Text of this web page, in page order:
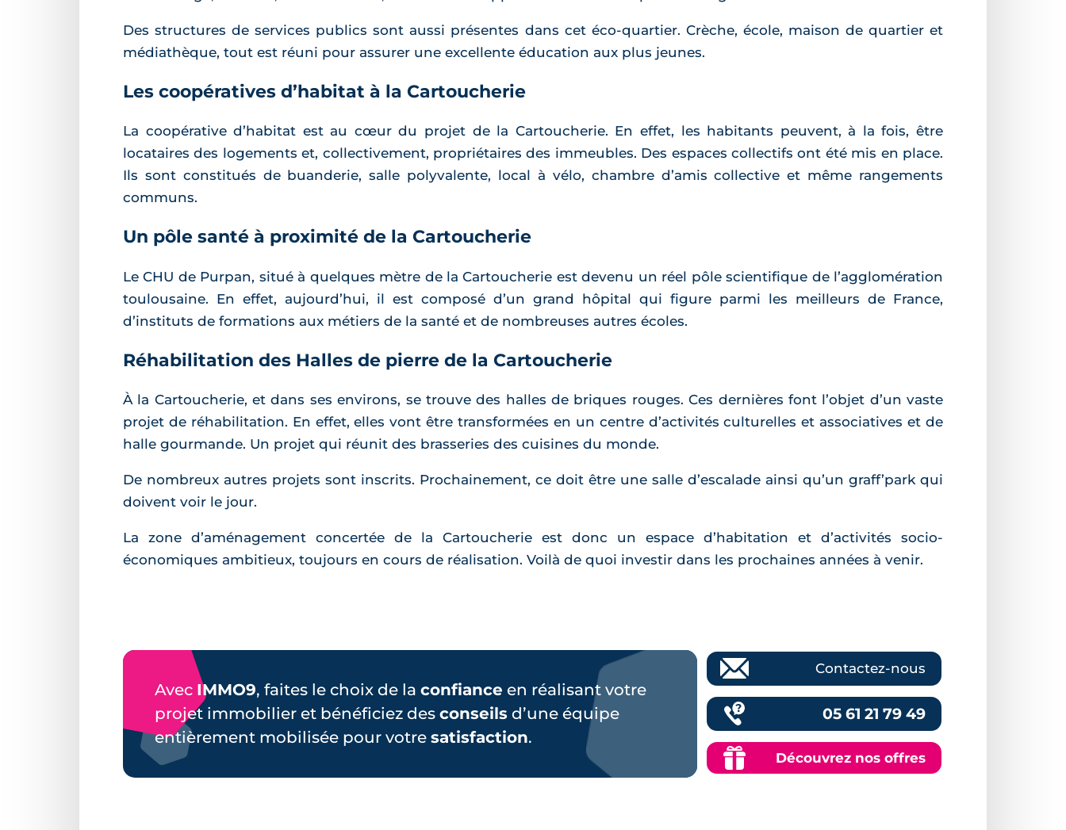
Des structures de services publics sont aussi présentes dans cet éco-quartier. Crèche, école, maison de quartier et
médiathèque, tout est réuni pour assurer une excellente éducation aux plus jeunes.
Les coopératives d’habitat à la Cartoucherie
La coopérative d’habitat est au cœur du projet de la Cartoucherie. En effet, les habitants peuvent, à la fois, être
locataires des logements et, collectivement, propriétaires des immeubles. Des espaces collectifs ont été mis en place.
Ils sont constitués de buanderie, salle polyvalente, local à vélo, chambre d’amis collective et même rangements
communs.
Un pôle santé à proximité de la Cartoucherie
Le CHU de Purpan, situé à quelques mètre de la Cartoucherie est devenu un réel pôle scientifique de l’agglomération
toulousaine. En effet, aujourd’hui, il est composé d’un grand hôpital qui figure parmi les meilleurs de France,
d’instituts de formations aux métiers de la santé et de nombreuses autres écoles.
Réhabilitation des Halles de pierre de la Cartoucherie
À la Cartoucherie, et dans ses environs, se trouve des halles de briques rouges. Ces dernières font l’objet d’un vaste
projet de réhabilitation. En effet, elles vont être transformées en un centre d’activités culturelles et associatives et de
halle gourmande. Un projet qui réunit des brasseries des cuisines du monde.
De nombreux autres projets sont inscrits. Prochainement, ce doit être une salle d’escalade ainsi qu’un graff’park qui
doivent voir le jour.
La zone d’aménagement concertée de la Cartoucherie est donc un espace d’habitation et d’activités socio-
économiques ambitieux, toujours en cours de réalisation. Voilà de quoi investir dans les prochaines années à venir.
Avec IMMO9, faites le choix de la confiance en réalisant votre
projet immobilier et bénéficiez des conseils d’une équipe
entièrement mobilisée pour votre satisfaction.
Contactez-nous
05 61 21 79 49
Découvrez nos offres